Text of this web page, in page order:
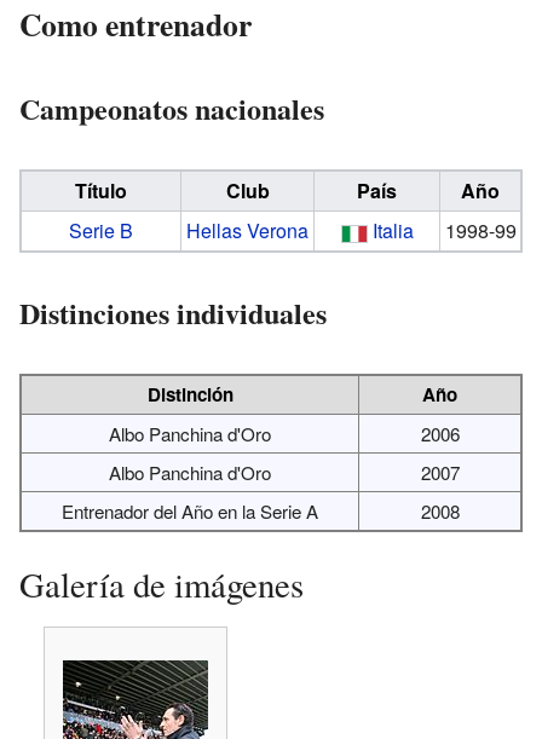
Como entrenador
Campeonatos nacionales
Título Club País
Año
Serie B
Hellas Verona Italia 1998-99
Distinciones individuales
Distinción Año
Albo Panchina d'Oro
2006
Albo Panchina d'Oro
2007
Entrenador del Año en la Serie A
2008
Galería de imágenes